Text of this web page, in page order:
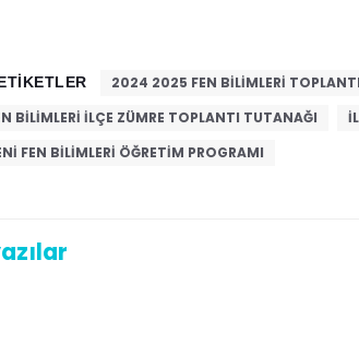
2024 2025 FEN BILIMLERI
BILIMLERI ILÇE ZÜMRE TOPLANTI TUTANAĞI
FEN BILIMLERI ÖĞRETIM PROGRAMI